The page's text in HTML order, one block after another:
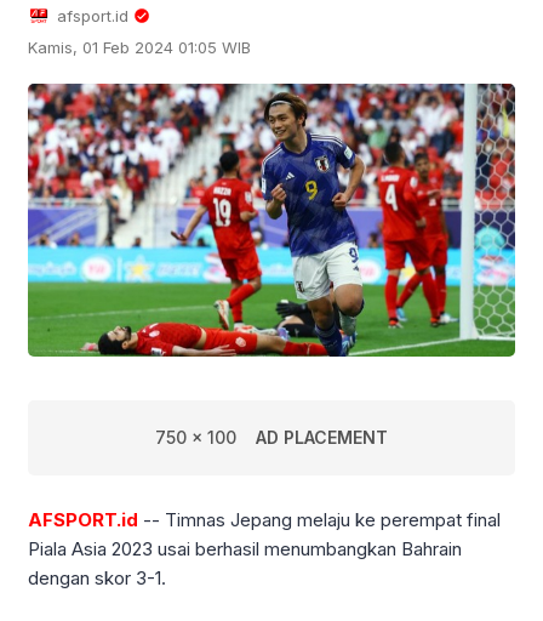
afsport.id
Kamis, 01 Feb 2024 01:05 WIB
750 x 100 AD PLACEMENT
AFSPORT.id -- Timnas Jepang melaju ke perempat final
Piala Asia 2023 usai berhasil menumbangkan Bahrain
dengan skor 3-1.